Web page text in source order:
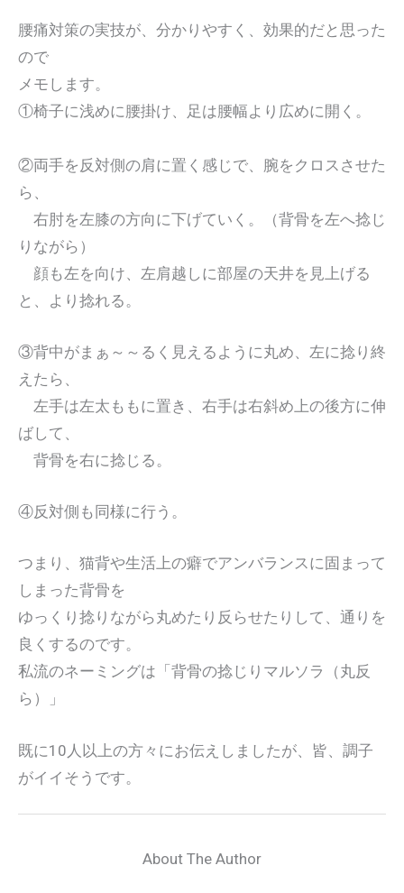
腰痛対策の実技が、分かりやすく、効果的だと思った
ので
メモします。
①椅子に浅めに腰掛け、足は腰幅より広めに開く。
②両手を反対側の肩に置く感じで、腕をクロスさせた
ら、
右肘を左膝の方向に下げていく。（背骨を左へ捻じ
りながら）
顔も左を向け、左肩越しに部屋の天井を見上げる
と、より捻れる。
③背中がまぁ～～るく見えるように丸め、左に捻り終
えたら、
左手は左太ももに置き、右手は右斜め上の後方に伸
ばして、
背骨を右に捻じる。
④反対側も同様に行う。
つまり、猫背や生活上の癖でアンバランスに固まって
しまった背骨を
ゆっくり捻りながら丸めたり反らせたりして、通りを
良くするのです。
私流のネーミングは「背骨の捻じりマルソラ（丸反
ら）」
既に10人以上の方々にお伝えしましたが、皆、調子
がイイそうです。
About The Author